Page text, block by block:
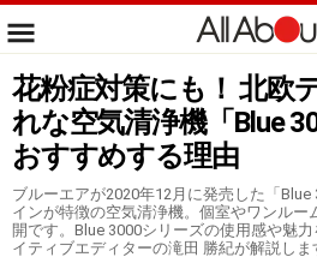
花粉症対策にも！ 北欧
れな空気清浄機「Blue
おすすめする理由
ブルーエアが2020年12月に発売した「
インが特徴の空気清浄機。個室やワンルー
開です。Blue 3000シリーズの使用感や魅
イティブエディターの滝田 勝紀が解説しま